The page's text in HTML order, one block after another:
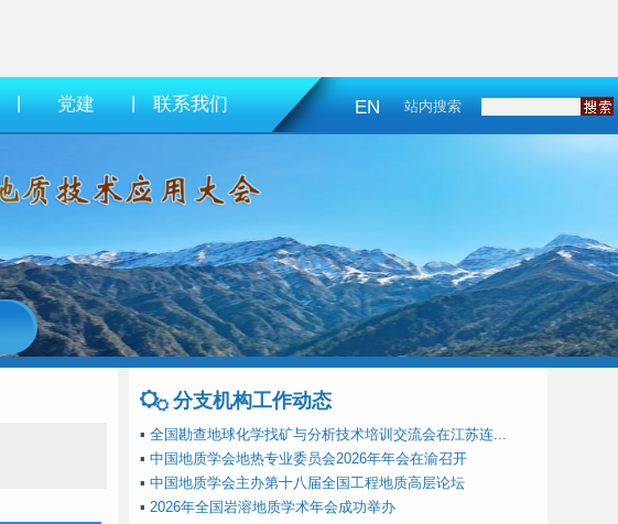
| 党建 | 联系我们 EN 站内搜索
分支机构工作动态
▪ 全国勘查地球化学找矿与分析技术培训交流会在江苏连...
▪ 中国地质学会地热专业委员会2026年年会在渝召开
▪ 中国地质学会主办第十八届全国工程地质高层论坛
▪ 2026年全国岩溶地质学术年会成功举办